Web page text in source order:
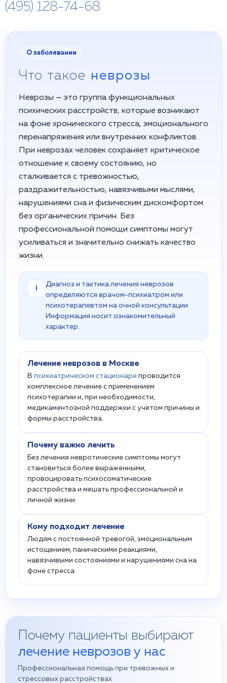
(495) 128-74-68
О заболевании
Что такое неврозы
Неврозы — это группа функциональных
психических расстройств, которые возникают
на фоне хронического стресса, эмоционального
перенапряжения или внутренних конфликтов.
При неврозах человек сохраняет критическое
отношение к своему состоянию, но
сталкивается с тревожностью,
раздражительностью, навязчивыми мыслями,
нарушениями сна и физическим дискомфортом
без органических причин. Без
профессиональной помощи симптомы могут
усиливаться и значительно снижать качество
жизни.
i
Диагноз и тактика лечения неврозов
определяются врачом-психиатром или
психотерапевтом на очной консультации.
Информация носит ознакомительный
характер.
Лечение неврозов в Москве
В психиатрическом стационаре проводится
комплексное лечение с применением
психотерапии и, при необходимости,
медикаментозной поддержки с учётом причины и
формы расстройства.
Почему важно лечить
Без лечения невротические симптомы могут
становиться более выраженными,
провоцировать психосоматические
расстройства и мешать профессиональной и
личной жизни.
Кому подходит лечение
Людям с постоянной тревогой, эмоциональным
истощением, паническими реакциями,
навязчивыми состояниями и нарушениями сна на
фоне стресса.
Почему пациенты выбирают
лечение неврозов у нас
Профессиональная помощь при тревожных и
стрессовых расстройствах